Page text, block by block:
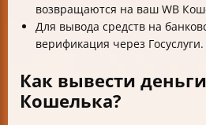
возвращаются на ваш WB
Для вывода средств на
верификация через Госуслуги.
Как вывести
Кошелька?